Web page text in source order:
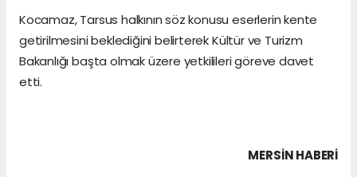
Kocamaz, Tarsus halkının söz konusu eserlerin kente
getirilmesini beklediğini belirterek Kültür ve Turizm
Bakanlığı başta olmak üzere yetkilileri göreve davet
etti.
MERSIN HABERİ